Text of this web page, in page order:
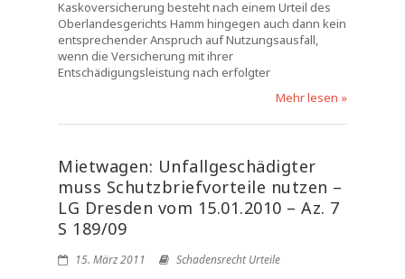
Kaskoversicherung besteht nach einem Urteil des
Oberlandesgerichts Hamm hingegen auch dann kein
entsprechender Anspruch auf Nutzungsausfall,
wenn die Versicherung mit ihrer
Entschädigungsleistung nach erfolgter
Mehr lesen »
Mietwagen: Unfallgeschädigter
muss Schutzbriefvorteile nutzen –
LG Dresden vom 15.01.2010 – Az. 7
S 189/09
15. März 2011 Schadensrecht Urteile